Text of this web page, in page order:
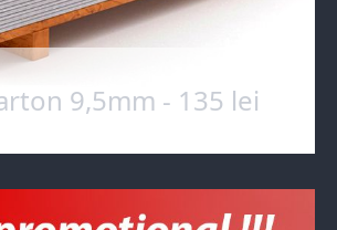
9,5mm - 135 lei